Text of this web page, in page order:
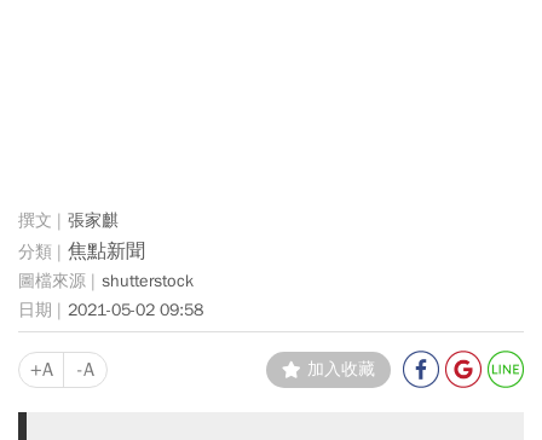
張家麒
焦點新聞
shutterstock
2021-05-02 09:58
+A -A 加入收藏